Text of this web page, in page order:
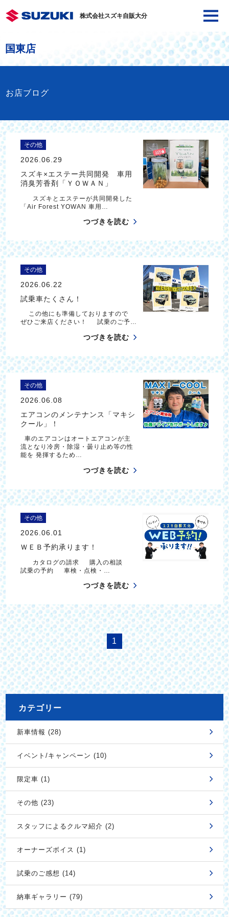
株式会社スズキ自販大分
国東店
お店ブログ
その他
2026.06.29
スズキ×エステー共同開発 車用
消臭芳香剤「ＹＯＷＡＮ」
スズキとエステーが共同開発した
「Air Forest YOWAN 車用…
つづきを読む
その他
2026.06.22
試乗車たくさん！
この他にも準備しておりますので
ぜひご来店ください！ 試乗のご予…
つづきを読む
その他
2026.06.08
エアコンのメンテナンス「マキシ
クール」！
車のエアコンはオートエアコンが主
流となり冷房・除湿・曇り止め等の性
能を 発揮するため…
つづきを読む
その他
2026.06.01
ＷＥＢ予約承ります！
カタログの請求 購入の相談
試乗の予約 車検・点検・…
つづきを読む
1
カテゴリー
新車情報 (28)
イベント/キャンペーン (10)
限定車 (1)
その他 (23)
スタッフによるクルマ紹介 (2)
オーナーズボイス (1)
試乗のご感想 (14)
納車ギャラリー (79)